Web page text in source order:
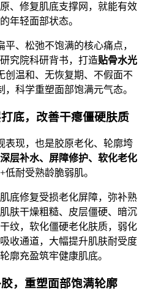
、修复肌底支撑网，就能有效
年轻面部状态。
、松弛不饱满的核心痛点，
究院科研背书，打造贴骨水光
创温和、无恢复期、不假面不
科学重塑面部饱满元气态。
底，改善干瘪僵硬肤质
表现，也是胶原老化、轮廓垮
深层补水、屏障修护、软化老化
低耐受熟龄脆弱肌。
底修复受损老化屏障，弥补熟
肤干燥粗糙、皮层僵硬、暗沉
纹，软化僵硬老化肤质，弱化
收通道，大幅提升肌肤耐受度
廓充盈筑牢健康肌底。
，重塑面部饱满轮廓